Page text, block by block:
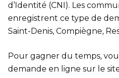
d’Identité (CNI). Les
enregistrent ce type de
Saint-Denis, Compiègne,
Pour gagner du temps,
demande en ligne sur le